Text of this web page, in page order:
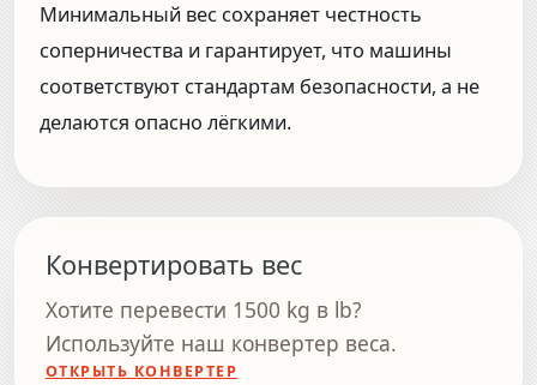
Минимальный вес сохраняет честность
соперничества и гарантирует, что машины
соответствуют стандартам безопасности, а не
делаются опасно лёгкими.
Конвертировать вес
Хотите перевести 1500 kg в lb?
Используйте наш конвертер веса.
ОТКРЫТЬ КОНВЕРТЕР